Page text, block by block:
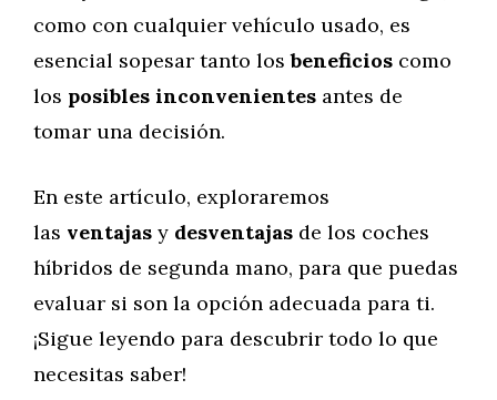
como con cualquier vehículo usado, es
esencial sopesar tanto losbeneficios como
los posibles inconvenientes antes de
tomar una decisión.
En este artículo, exploraremos
las ventajas y desventajas de los coches
híbridos de segunda mano, para que puedas
evaluar si son la opción adecuada para ti.
¡Sigue leyendo para descubrir todo lo que
necesitas saber!